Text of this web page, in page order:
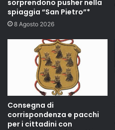
sorprendono pusher nella
spiaggia “San Pietro”*
8 Agosto 2026
Consegna di
corrispondenza e pacchi
per i cittadini con